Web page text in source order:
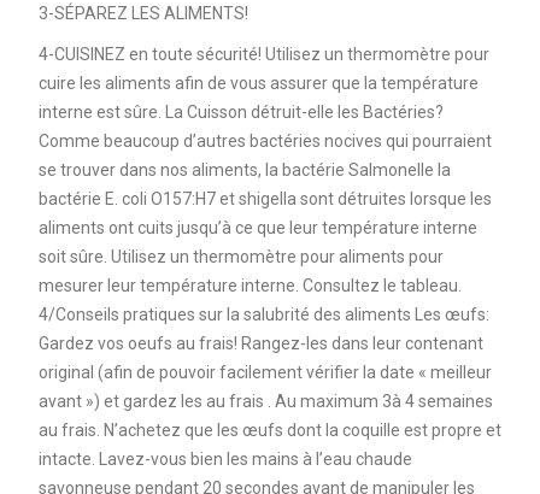
3-SÉPAREZ LES ALIMENTS!
4-CUISINEZ en toute sécurité! Utilisez un thermomètre pour
cuire les aliments afin de vous assurer que la température
interne est sûre. La Cuisson détruit-elle les Bactéries?
Comme beaucoup d’autres bactéries nocives qui pourraient
se trouver dans nos aliments, la bactérie Salmonelle la
bactérie E. coli O157:H7 et shigella sont détruites lorsque les
aliments ont cuits jusqu’à ce que leur température interne
soit sûre. Utilisez un thermomètre pour aliments pour
mesurer leur température interne. Consultez le tableau.
4/Conseils pratiques sur la salubrité des aliments Les œufs:
Gardez vos oeufs au frais! Rangez-les dans leur contenant
original (afin de pouvoir facilement vérifier la date « meilleur
avant ») et gardez les au frais . Au maximum 3à 4 semaines
au frais. N’achetez que les œufs dont la coquille est propre et
intacte. Lavez-vous bien les mains à l’eau chaude
savonneuse pendant 20 secondes avant de manipuler les